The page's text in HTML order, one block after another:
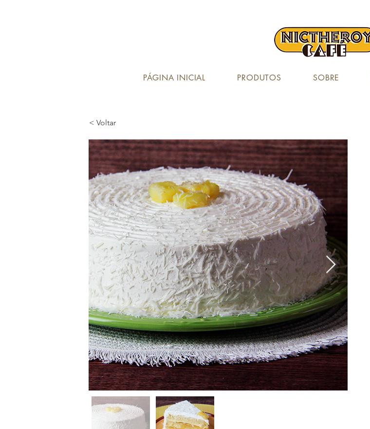
PÁGINA INICIAL PRODUTOS SOBRE
< Voltar